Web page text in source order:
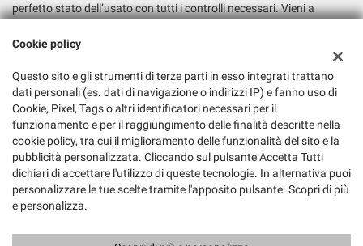
perfetto stato dell’usato con tutti i controlli necessari. Vieni a
Autosalone 2000 Srl
Via Argine San Marco, 6, San Biagio di Callalta (TV)
C.F/P.IVA:03147730265
Registro delle imprese: TV
Cookie policy
Questo sito e gli strumenti di terze parti in esso integrati trattano
dati personali (es. dati di navigazione o indirizzi IP) e fanno uso di
Cookie, Pixel, Tags o altri identificatori necessari per il
funzionamento e per il raggiungimento delle finalità descritte nella
cookie policy, tra cui il miglioramento delle funzionalità del sito e la
pubblicità personalizzata. Cliccando sul pulsante Accetta Tutti
dichiari di accettare l'utilizzo di queste tecnologie. In alternativa puoi
personalizzare le tue scelte tramite l'apposito pulsante. Scopri di più
e personalizza.